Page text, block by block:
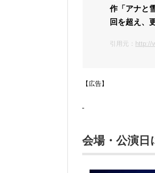
作「アナと
回を超え、
引用元： http://
【広告】
会場・公演日